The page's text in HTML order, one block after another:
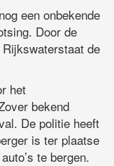
een onbekende
Door de
de
het
bekend
De politie heeft
is ter plaatse
te bergen.